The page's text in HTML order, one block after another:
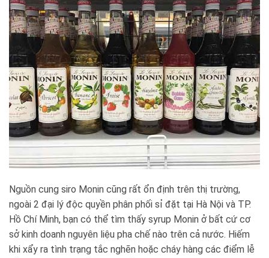
Nguồn cung siro Monin cũng rất ổn định trên thị trường,
ngoài 2 đại lý độc quyền phân phối sỉ đặt tại Hà Nội và TP.
Hồ Chí Minh, bạn có thể tìm thấy syrup Monin ở bất cứ cơ
sở kinh doanh nguyên liệu pha chế nào trên cả nước. Hiếm
khi xẩy ra tình trạng tắc nghẽn hoặc cháy hàng các điểm lễ